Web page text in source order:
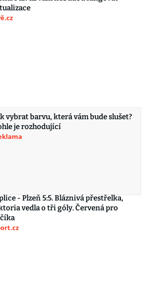
vybrat barvu, která vám bude slušet?
je rozhodující
- Plzeň 5:5. Bláznivá přestřelka,
vedla o tři góly. Červená pro